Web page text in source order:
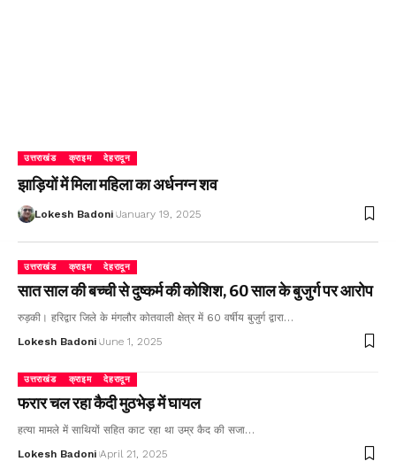
उत्तराखंड क्राइम देहरादून
झाड़ियों में मिला महिला का अर्धनग्न शव
Lokesh Badoni January 19, 2025
उत्तराखंड क्राइम देहरादून
सात साल की बच्ची से दुष्कर्म की कोशिश, 60 साल के बुजुर्ग पर आरोप
रुड़की। हरिद्वार जिले के मंगलौर कोतवाली क्षेत्र में 60 वर्षीय बुजुर्ग द्वारा…
Lokesh Badoni June 1, 2025
उत्तराखंड क्राइम देहरादून
फरार चल रहा कैदी मुठभेड़ में घायल
हत्या मामले में साथियों सहित काट रहा था उम्र कैद की सजा…
Lokesh Badoni April 21, 2025